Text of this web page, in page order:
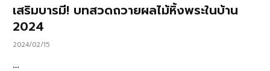
เสริมบารมี! บทสวดถวายผลไม้หิ้งพระในบ้าน
2024
2024/02/15
…